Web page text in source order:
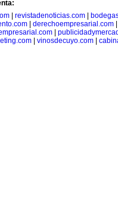
| revistadenoticias.com|
derechoempresarial.com
|
| vinosdecuyo.com|